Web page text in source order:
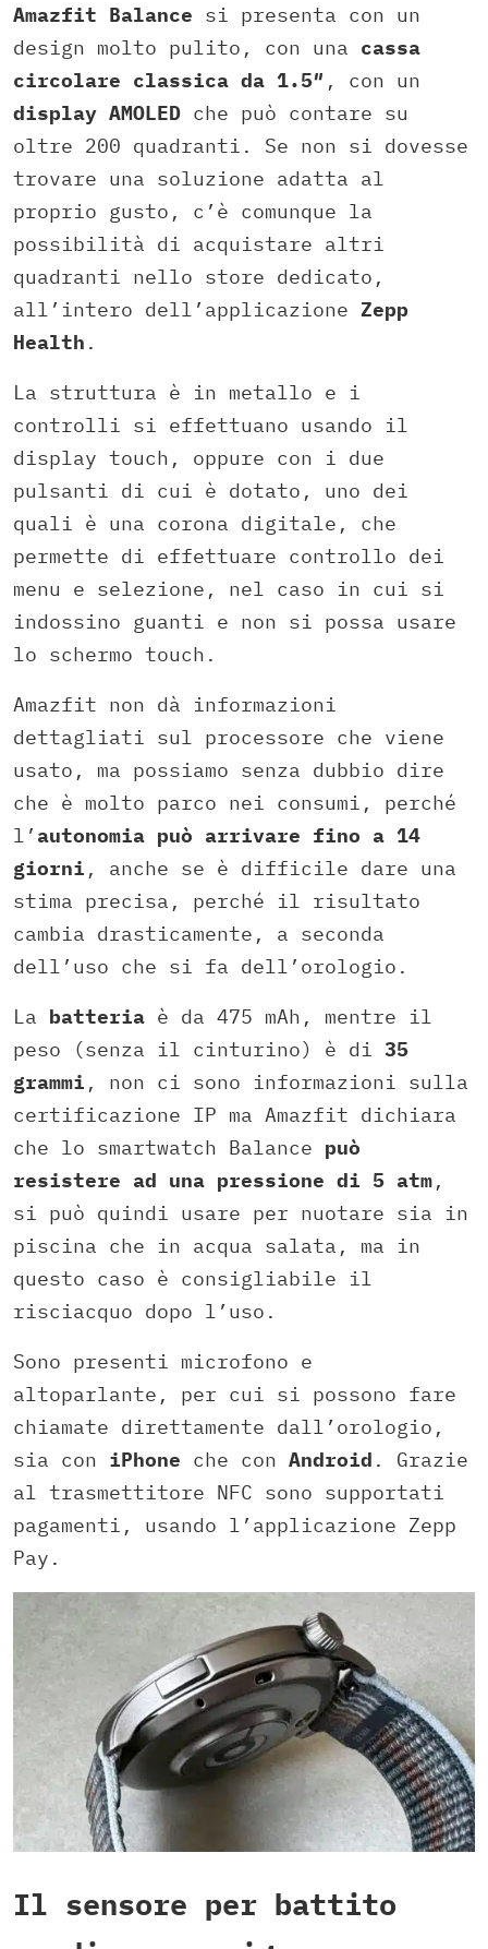
Amazfit Balance si presenta con un
design molto pulito, con una cassa
circolare classica da 1.5″ , con un
display AMOLED che può contare su
oltre 200 quadranti. Se non si dovesse
trovare una soluzione adatta al
proprio gusto, c’è comunque la
possibilità di acquistare altri
quadranti nello store dedicato,
all’intero dell’applicazione Zepp
Health .
La struttura è in metallo e i
controlli si effettuano usando il
display touch, oppure con i due
pulsanti di cui è dotato, uno dei
quali è una corona digitale, che
permette di effettuare controllo dei
menu e selezione, nel caso in cui si
indossino guanti e non si possa usare
lo schermo touch.
Amazfit non dà informazioni
dettagliati sul processore che viene
usato, ma possiamo senza dubbio dire
che è molto parco nei consumi, perché
l’ autonomia può arrivare fino a 14
giorni , anche se è difficile dare una
stima precisa, perché il risultato
cambia drasticamente, a seconda
dell’uso che si fa dell’orologio.
La batteria è da 475 mAh, mentre il
peso (senza il cinturino) è di 35
grammi , non ci sono informazioni sulla
certificazione IP ma Amazfit dichiara
che lo smartwatch Balance può
resistere ad una pressione di 5 atm,
si può quindi usare per nuotare sia in
piscina che in acqua salata, ma in
questo caso è consigliabile il
risciacquo dopo l’uso.
Sono presenti microfono e
altoparlante, per cui si possono fare
chiamate direttamente dall’orologio,
sia con iPhone che con Android . Grazie
al trasmettitore NFC sono supportati
pagamenti, usando l’applicazione Zepp
Pay.
Il sensore per battito